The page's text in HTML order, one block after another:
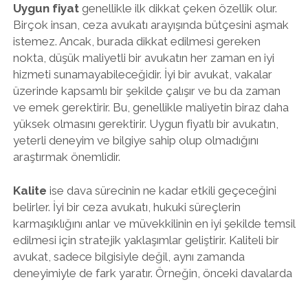
Uygun fiyatgenellikle ilk dikkat çeken özellik olur.
Birçok insan, ceza avukatı arayışında bütçesini aşmak
istemez. Ancak, burada dikkat edilmesi gereken
nokta, düşük maliyetli bir avukatın her zaman en iyi
hizmeti sunamayabileceğidir. İyi bir avukat, vakalar
üzerinde kapsamlı bir şekilde çalışır ve bu da zaman
ve emek gerektirir. Bu, genellikle maliyetin biraz daha
yüksek olmasını gerektirir. Uygun fiyatlı bir avukatın,
yeterli deneyim ve bilgiye sahip olup olmadığını
araştırmak önemlidir.
Kalite ise dava sürecinin ne kadar etkili geçeceğini
belirler. İyi bir ceza avukatı, hukuki süreçlerin
karmaşıklığını anlar ve müvekkilinin en iyi şekilde temsil
edilmesi için stratejik yaklaşımlar geliştirir. Kaliteli bir
avukat, sadece bilgisiyle değil, aynı zamanda
deneyimiyle de fark yaratır. Örneğin, önceki davalarda